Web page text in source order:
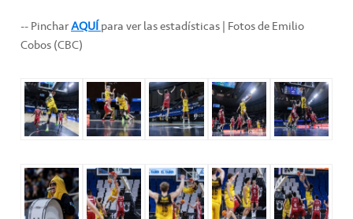
-- PincharAQUÍpara ver las estadísticas | Fotos de Emilio
Cobos (CBC)